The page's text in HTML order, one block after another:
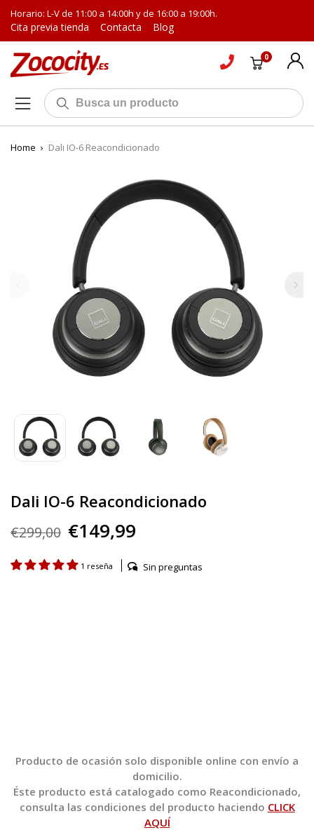
Horario: L-V de 11:00 a 14:00h y de 16:00 a 19:00h.
Cita previa tienda Contacta Blog
0
Home › Dali IO-6 Reacondicionado
Dali IO-6 Reacondicionado
€299,00 €149,99
1 reseña Sin preguntas
Producto de ocasión solo disponible online con envío a
domicilio.
Éste producto está catalogado como Reacondicionado,
consulta las condiciones del producto haciendo CLICK
AQUÍ